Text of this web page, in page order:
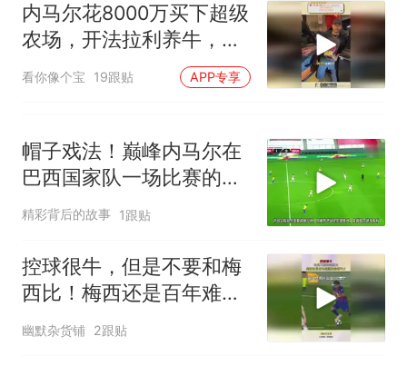
内马尔花8000万买下超级
农场，开法拉利养牛，巨
星生活太离谱
看你像个宝 19跟贴 APP专享
帽子戏法！巅峰内马尔在
巴西国家队一场比赛的集
锦到底有多强？
精彩背后的故事 1跟贴
控球很牛，但是不要和梅
西比！梅西还是百年难遇
的控球天才！
幽默杂货铺 2跟贴